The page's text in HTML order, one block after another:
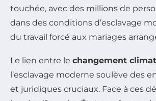
touchée, avec des millions de
dans des conditions d’esclavage
du travail forcé aux mariages
Le lien entre le changement
l’esclavage moderne soulève des
et juridiques cruciaux. Face à ces